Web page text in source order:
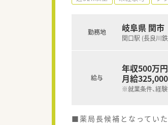
勤務地 岐阜県 関市
関口駅 (長良川
給与
年収500万
月給
※就業条件、経
■薬局長候補となっていた